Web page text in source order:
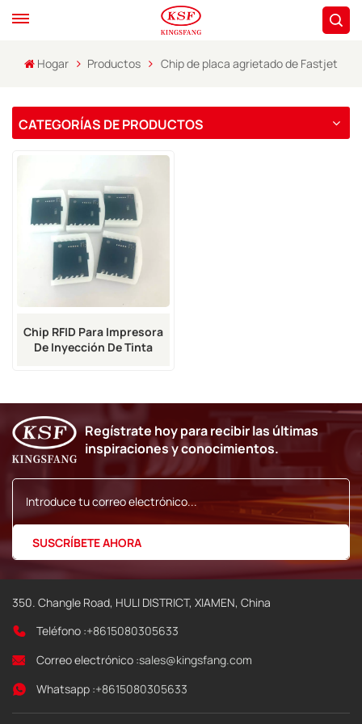
Hogar Productos Chip de placa agrietado de Fastjet
CATEGORÍAS DE PRODUCTOS
Chip RFID Para Impresora
De Inyección De Tinta
Regístrate hoy para recibir las últimas
inspiraciones y conocimientos.
350. Changle Road, HULI DISTRICT, XIAMEN, China
Teléfono :+8615080305633
Correo electrónico :sales@kingsfang.com
Whatsapp :+8615080305633